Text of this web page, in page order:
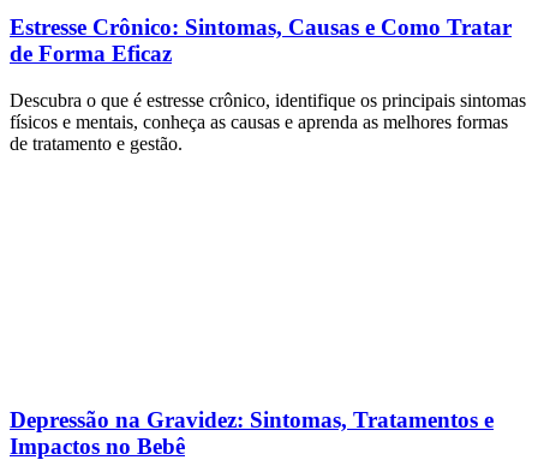
Estresse Crônico: Sintomas, Causas e Como Tratar
de Forma Eficaz
Descubra o que é estresse crônico, identifique os principais sintomas
físicos e mentais, conheça as causas e aprenda as melhores formas
de tratamento e gestão.
Depressão na Gravidez: Sintomas, Tratamentos e
Impactos no Bebê